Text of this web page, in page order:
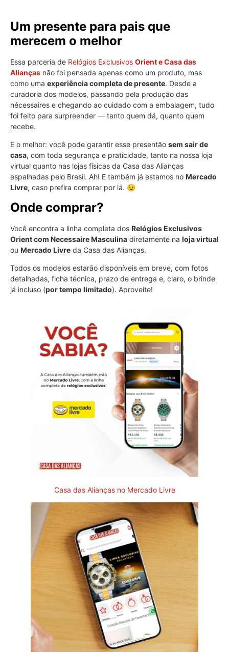
Um presente para pais que
merecem o melhor
Essa parceria de Relógios Exclusivos Orient e Casa das
Alianças não foi pensada apenas como um produto, mas
como uma experiência completa de presente. Desde a
curadoria dos modelos, passando pela produção das
nécessaires e chegando ao cuidado com a embalagem, tudo
foi feito para surpreender — tanto quem dá, quanto quem
recebe.
E o melhor: você pode garantir esse presentão sem sair de
casa, com toda segurança e praticidade, tanto na nossa loja
virtual quanto nas lojas físicas da Casa das Alianças
espalhadas pelo Brasil. Ah! E também já estamos no Mercado
Livre, caso prefira comprar por lá. 😉
Onde comprar?
Você encontra a linha completa dos Relógios Exclusivos
Orient com Necessaire Masculina diretamente na loja virtual
ou Mercado Livre da Casa das Alianças.
Todos os modelos estarão disponíveis em breve, com fotos
detalhadas, ficha técnica, prazo de entrega e, claro, o brinde
já incluso (por tempo limitado). Aproveite!
Casa das Alianças no Mercado Livre